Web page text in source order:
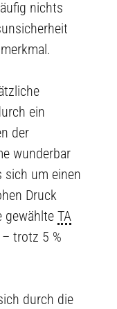
nichts
ein
der
wunderbar
sich um einen
Druck
gewählte TA
trotz 5 %
durch die